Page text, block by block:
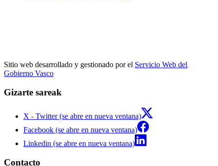
Sitio web desarrollado y gestionado por el Servicio Web del
Gobierno Vasco
Gizarte sareak
X - Twitter (se abre en nueva ventana)
Facebook (se abre en nueva ventana)
Linkedin (se abre en nueva ventana)
Contacto